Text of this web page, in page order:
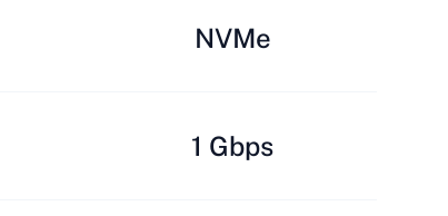
NVMe
1 Gbps